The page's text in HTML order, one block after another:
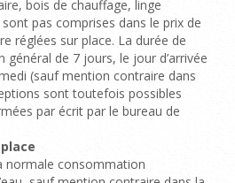
bois de chauffage, linge
pas comprises dans le prix de
réglées sur place. La durée de
de 7 jours, le jour d’arrivée
(sauf mention contraire dans
sont toutefois possibles
par écrit par le bureau de
normale consommation